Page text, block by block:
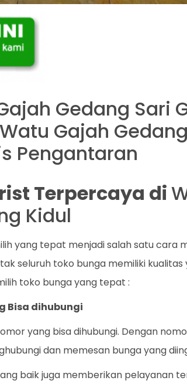
Gedang Sari
Gajah
Pengantaran
Terpercaya di
Kidul
yang tepat menjadi salah satu cara
seluruh toko bunga memiliki
toko bunga yang tepat :
Bisa dihubungi
yang bisa dihubungi. Dengan
dan memesan bunga yang
baik juga memberikan pelayanan